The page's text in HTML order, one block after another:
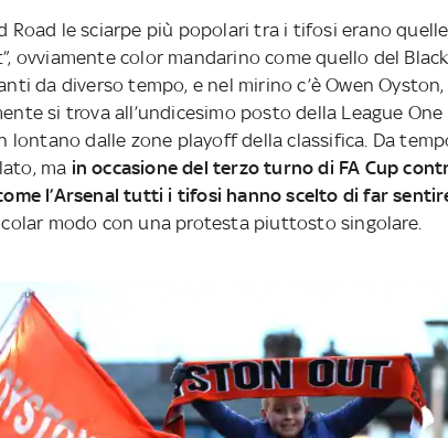
Road le sciarpe più popolari tra i tifosi erano
ovviamente color mandarino come quello del
da diverso tempo, e nel mirino c’è Owen
si trova all’undicesimo posto della League
lontano dalle zone playoff della classifica. Da
ma in occasione del terzo turno di FA Cup
l’Arsenal tutti i tifosi hanno scelto di far
modo con una protesta piuttosto singolare.